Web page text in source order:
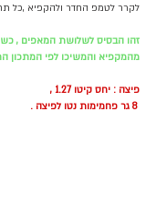
לקרר לטמפ החדר ולהקפיא ,כל
זהו הבסיס לשלושת המאפים ,
מהמקפיא והמשיכו לפי המתכון
פיצה : יחס קיטו 1.27 ,
8 גר פחמימות נטו לפיצה .